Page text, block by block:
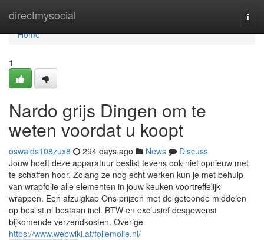
directmysocial
Home
Home
1
Nardo grijs Dingen om te
weten voordat u koopt
oswalds108zux8 294 days ago News
Discuss
Jouw hoeft deze apparatuur beslist tevens ook niet opnieuw met
te schaffen hoor. Zolang ze nog echt werken kun je met behulp
van wrapfolie alle elementen in jouw keuken voortreffelijk
wrappen. Een afzuigkap Ons prijzen met de getoonde middelen
op beslist.nl bestaan incl. BTW en exclusief desgewenst
bijkomende verzendkosten. Overige
https://www.webwiki.at/foliemolie.nl/